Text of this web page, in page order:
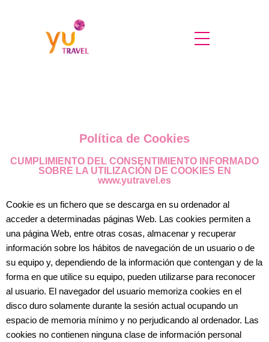
Política de Cookies
CUMPLIMIENTO DEL CONSENTIMIENTO INFORMADO
SOBRE LA UTILIZACIÓN DE COOKIES EN
www.yutravel.es
Cookie es un fichero que se descarga en su ordenador al
acceder a determinadas páginas Web. Las cookies permiten a
una página Web, entre otras cosas, almacenar y recuperar
información sobre los hábitos de navegación de un usuario o de
su equipo y, dependiendo de la información que contengan y de la
forma en que utilice su equipo, pueden utilizarse para reconocer
al usuario. El navegador del usuario memoriza cookies en el
disco duro solamente durante la sesión actual ocupando un
espacio de memoria mínimo y no perjudicando al ordenador. Las
cookies no contienen ninguna clase de información personal